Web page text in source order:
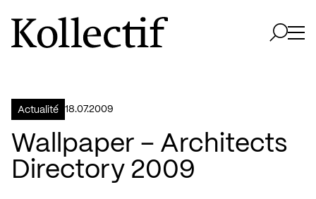
Aller à la page d'accueil
Logo Kollectif
Actualité 18.07.2009
Wallpaper – Architects
Directory 2009